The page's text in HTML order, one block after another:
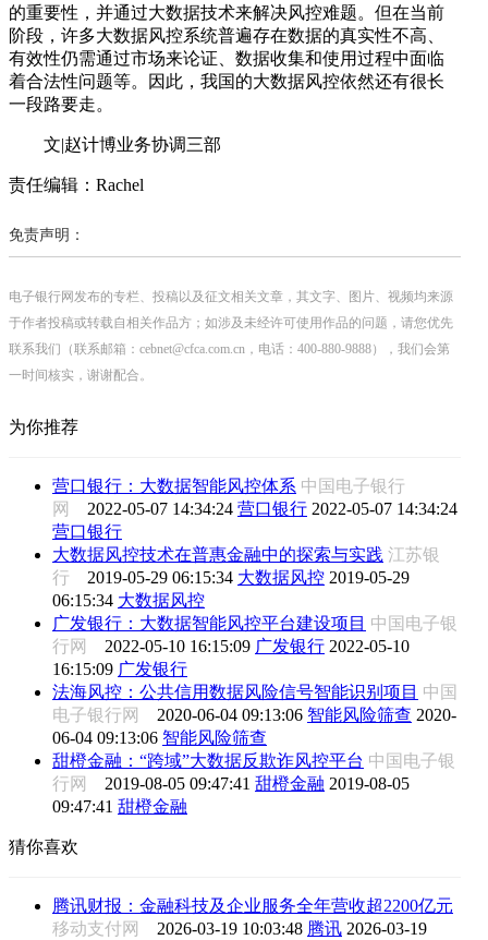
的重要性，并通过大数据技术来解决风控难题。但在当前
阶段，许多大数据风控系统普遍存在数据的真实性不高、
有效性仍需通过市场来论证、数据收集和使用过程中面临
着合法性问题等。因此，我国的大数据风控依然还有很长
一段路要走。
文|赵计博业务协调三部
责任编辑：Rachel
免责声明：
电子银行网发布的专栏、投稿以及征文相关文章，其文字、图片、视频均来源
于作者投稿或转载自相关作品方；如涉及未经许可使用作品的问题，请您优先
联系我们（联系邮箱：cebnet@cfca.com.cn，电话：400-880-9888），我们会第
一时间核实，谢谢配合。
为你推荐
营口银行：大数据智能风控体系 中国电子银行
网 2022-05-07 14:34:24 营口银行 2022-05-07 14:34:24
营口银行
大数据风控技术在普惠金融中的探索与实践 江苏银
行 2019-05-29 06:15:34 大数据风控 2019-05-29
06:15:34 大数据风控
广发银行：大数据智能风控平台建设项目 中国电子银
行网 2022-05-10 16:15:09 广发银行 2022-05-10
16:15:09 广发银行
法海风控：公共信用数据风险信号智能识别项目 中国
电子银行网 2020-06-04 09:13:06 智能风险筛查 2020-
06-04 09:13:06 智能风险筛查
甜橙金融：“跨域”大数据反欺诈风控平台 中国电子银
行网 2019-08-05 09:47:41 甜橙金融 2019-08-05
09:47:41 甜橙金融
猜你喜欢
腾讯财报：金融科技及企业服务全年营收超2200亿元
移动支付网 2026-03-19 10:03:48 腾讯 2026-03-19